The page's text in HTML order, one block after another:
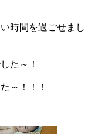
時間を過ごせまし
た～！
～！！！